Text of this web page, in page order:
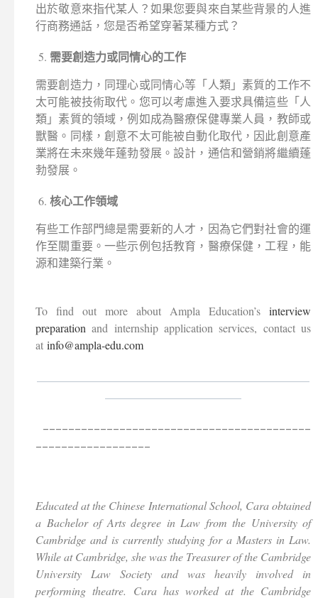
出於敬意來指代某人？如果您要與來自某些背景的人進
行商務通話，您是否希望穿著某種方式？
需要創造力或同情心的工作
需要創造力，同理心或同情心等「人類」素質的工作不
太可能被技術取代。您可以考慮進入要求具備這些「人
類」素質的領域，例如成為醫療保健專業人員，教師或
獸醫。同樣，創意不太可能被自動化取代，因此創意產
業將在未來幾年蓬勃發展。設計，通信和營銷將繼續蓬
勃發展。
核心工作領域
有些工作部門總是需要新的人才，因為它們對社會的運
作至關重要。一些示例包括教育，醫療保健，工程，能
源和建築行業。
To find out more about Ampla Education’s interview
preparation and internship application services, contact us
at info@ampla-edu.com
Educated at the Chinese International School, Cara obtained
a Bachelor of Arts degree in Law from the University of
Cambridge and is currently studying for a Masters in Law.
While at Cambridge, she was the Treasurer of the Cambridge
University Law Society and was heavily involved in
performing theatre. Cara has worked at the Cambridge